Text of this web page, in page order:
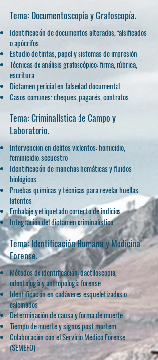
Tema: Documentoscopía y Grafoscopía.
Identificación de documentos alterados, falsificados
o apócrifos
Estudio de tintas, papel y sistemas de impresión
Técnicas de análisis grafoscópico: firma, rúbrica,
escritura
Dictamen pericial en falsedad documental
Casos comunes: cheques, pagarés, contratos
Tema: Criminalística de Campo y
Laboratorio.
Intervención en delitos violentos: homicidio,
feminicidio, secuestro
Identificación de manchas hemáticas y fluidos
biológicos
Pruebas químicas y técnicas para revelar huellas
latentes
Embalaje y etiquetado correcto de indicios
Integración del dictamen criminalístico
Tema: Identificación Humana y Medicina
Forense.
Métodos de identificación: dactiloscopia,
odontología y antropología forense
Identificación en cadáveres esqueletizados o
calcinados
Determinación de causa y forma de muerte
Tiempo de muerte y signos post mortem
Colaboración con el Servicio Médico Forense
(SEMEFO)